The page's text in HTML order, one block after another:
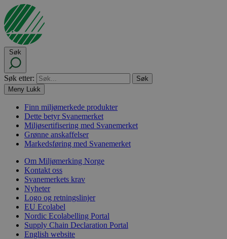
Søk
Søk etter:
Meny Lukk
Finn miljømerkede produkter
Dette betyr Svanemerket
Miljøsertifisering med Svanemerket
Grønne anskaffelser
Markedsføring med Svanemerket
Om Miljømerking Norge
Kontakt oss
Svanemerkets krav
Nyheter
Logo og retningslinjer
EU Ecolabel
Nordic Ecolabelling Portal
Supply Chain Declaration Portal
English website